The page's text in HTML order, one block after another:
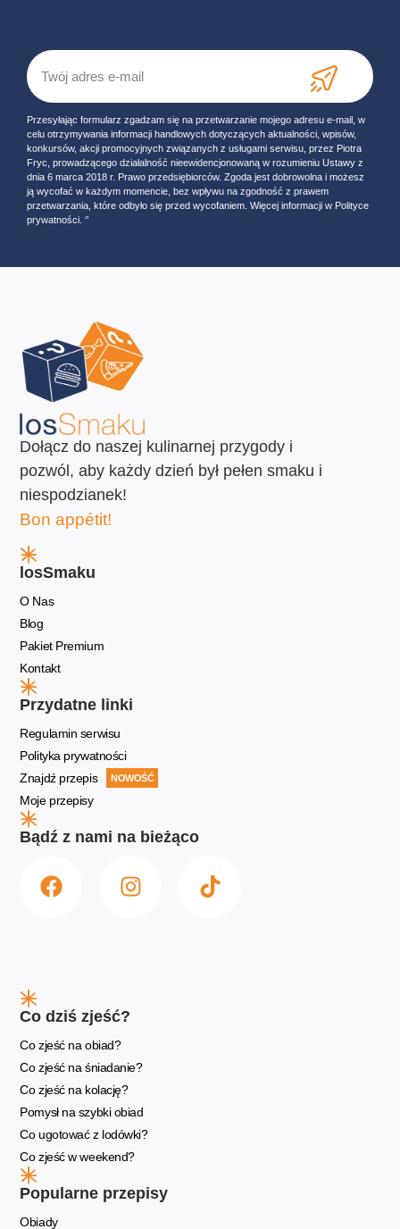
Przesyłając formularz zgadzam się na przetwarzanie mojego adresu e-mail, w
celu otrzymywania informacji handlowych dotyczących aktualności, wpisów,
konkursów, akcji promocyjnych związanych z usługami serwisu, przez Piotra
Fryc, prowadzącego działalność nieewidencjonowaną w rozumieniu Ustawy z
dnia 6 marca 2018 r. Prawo przedsiębiorców. Zgoda jest dobrowolna i możesz
ją wycofać w każdym momencie, bez wpływu na zgodność z prawem
przetwarzania, które odbyło się przed wycofaniem. Więcej informacji w Polityce
prywatności. ‘’
Dołącz do naszej kulinarnej przygody i
pozwól, aby każdy dzień był pełen smaku i
niespodzianek!
Bon appétit!
losSmaku
O Nas
Blog
Pakiet Premium
Kontakt
Przydatne linki
Regulamin serwisu
Polityka prywatności
Znajdź przepis
NOWOŚĆ
Moje przepisy
Bądź z nami na bieżąco
Co dziś zjeść?
Co zjeść na obiad?
Co zjeść na śniadanie?
Co zjeść na kolację?
Pomysł na szybki obiad
Co ugotować z lodówki?
Co zjeść w weekend?
Popularne przepisy
Obiady